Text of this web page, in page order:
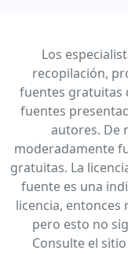
Los
recopilación,
fuentes gratuitas
fuentes
autores. De
moderadamente
gratuitas. La
fuente es una
licencia,
pero esto no
Consulte el